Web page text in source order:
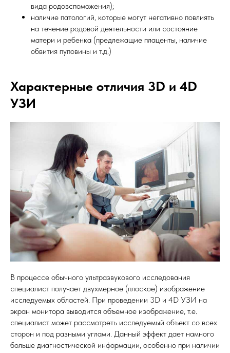
вида родовспоможения);
наличие патологий, которые могут негативно повлиять
на течение родовой деятельности или состояние
матери и ребенка (предлежащие плаценты, наличие
обвития пуповины и т.д.)
Характерные отличия 3D и 4D
УЗИ
В процессе обычного ультразвукового исследования
специалист получает двухмерное (плоское) изображение
исследуемых областей. При проведении 3D и 4D УЗИ на
экран монитора выводится объемное изображение, т.е.
специалист может рассмотреть исследуемый объект со всех
сторон и под разными углами. Данный эффект дает намного
больше диагностической информации, особенно при наличии